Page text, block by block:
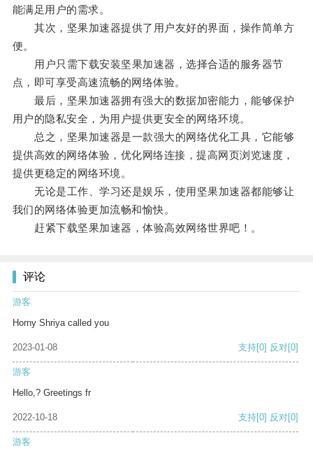
能满足用户的需求。
其次，坚果加速器提供了用户友好的界面，操作简单方
便。
用户只需下载安装坚果加速器，选择合适的服务器节
点，即可享受高速流畅的网络体验。
最后，坚果加速器拥有强大的数据加密能力，能够保护
用户的隐私安全，为用户提供更安全的网络环境。
总之，坚果加速器是一款强大的网络优化工具，它能够
提供高效的网络体验，优化网络连接，提高网页浏览速度，
提供更稳定的网络环境。
无论是工作、学习还是娱乐，使用坚果加速器都能够让
我们的网络体验更加流畅和愉快。
赶紧下载坚果加速器，体验高效网络世界吧！。
评论
游客
Horny Shriya called you
2023-01-08 支持[0] 反对[0]
游客
Hello,? Greetings fr
2022-10-18 支持[0] 反对[0]
游客